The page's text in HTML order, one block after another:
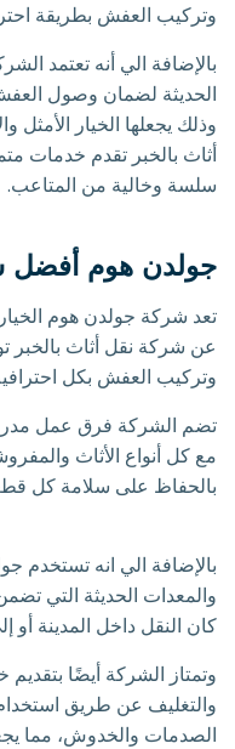
وتركيب العفش بطريقة
بالإضافة الي أنه تعتمد
الحديثة لضمان وصول
وذلك يجعلها الخيار
أثاث بالخبر تقدم خدمات
سلسة وخالية من المتاعب.
جولدن هوم أفضل
تعد شركة جولدن هوم
عن شركة نقل أثاث
وتركيب العفش بكل
تضم الشركة فرق عمل
مع كل أنواع الأثاث
بالحفاظ على سلامة كل
بالإضافة الي انه تستخدم
والمعدات الحديثة التي
كان النقل داخل المدينة
وتمتاز الشركة أيضًا
والتغليف عن طريق
الصدمات والخدوش، مما